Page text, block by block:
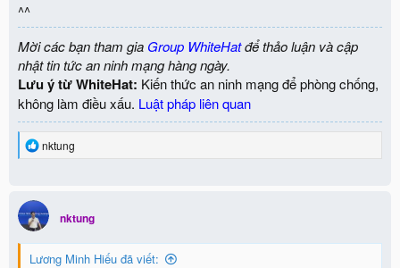
^^
Mời các bạn tham gia Group WhiteHatđể thảo luận và cập
nhật tin tức an ninh mạng hàng ngày.
Lưu ý từ WhiteHat: Kiến thức an ninh mạng để phòng chống,
không làm điều xấu. Luật pháp liên quan
R
t
i
o
n
s
nktung
nktung
Lương Minh Hiếu đã viết: